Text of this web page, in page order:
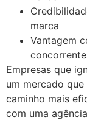
marca
Vantagem
Empresas que
um mercado
caminho mais
com uma